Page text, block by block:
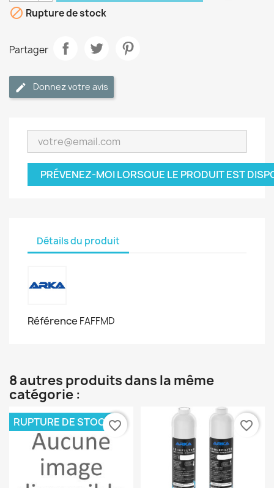
 Rupture de stock
Partager
Donnez votre avis
PRÉVENEZ-MOI LORSQUE LE PRODUIT EST
Détails du produit
Référence FAFFMD
8 autres produits dans la même
catégorie :
RUPTURE DE STOCKfavorite_border favorite_border